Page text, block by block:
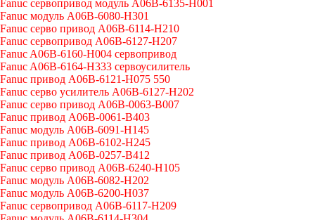
Fanuc сервопривод модуль A06B-6135-H001
Fanuc модуль A06B-6080-H301
Fanuc серво привод A06B-6114-H210
Fanuc сервопривод A06B-6127-H207
Fanuc A06B-6160-H004 сервопривод
Fanuc A06B-6164-H333 сервоусилитель
Fanuc привод A06B-6121-H075 550
Fanuc серво усилитель A06B-6127-H202
Fanuc серво привод A06B-0063-B007
Fanuc привод A06B-0061-B403
Fanuc модуль A06B-6091-H145
Fanuc привод A06B-6102-H245
Fanuc привод A06B-0257-B412
Fanuc серво привод A06B-6240-H105
Fanuc модуль A06B-6082-H202
Fanuc модуль A06B-6200-H037
Fanuc сервопривод A06B-6117-H209